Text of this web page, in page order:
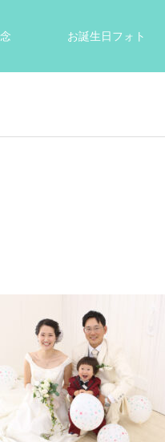
お誕生日フォト